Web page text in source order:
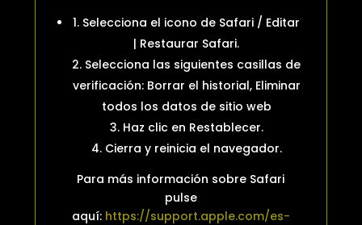
1. Selecciona el icono de Safari / Editar
| Restaurar Safari.
2. Selecciona las siguientes casillas de
verificación: Borrar el historial, Eliminar
todos los datos de sitio web
3. Haz clic en Restablecer.
4. Cierra y reinicia el navegador.
Para más información sobre Safari
pulse
aquí: https://support.apple.com/es-